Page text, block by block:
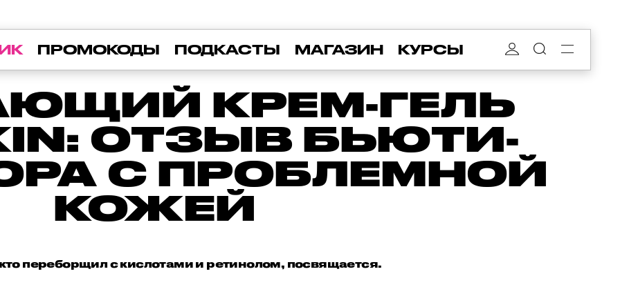
ПРОМОКОДЫ ПОДКАСТЫ МАГАЗИН КУРСЫ
КРЕМ-ГЕЛЬ
ОТЗЫВ БЬЮТИ-
С ПРОБЛЕМНОЙ
КОЖЕЙ
переборщил с кислотами и ретинолом, посвящается.